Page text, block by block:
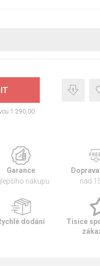
290,00
Garance
nákupu
nad
dodání
Tisíce